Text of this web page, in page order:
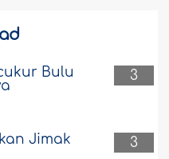
3
Bulu
3
Jimak